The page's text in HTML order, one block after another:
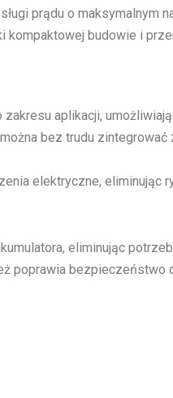
prądu o maksymalnym
budowie i
aplikacji,
bez trudu
elektryczne,
eliminując
bezpieczeństwo